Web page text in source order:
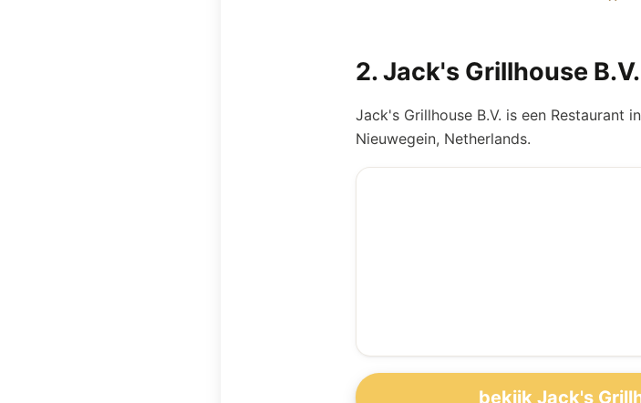
2.Jack's Grillhouse B.V.
Jack's Grillhouse B.V. is een Restaurant
Nieuwegein, Netherlands.
bekijk Jack's